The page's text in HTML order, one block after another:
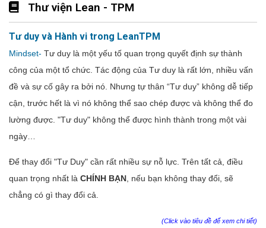
Thư viện Lean - TPM
Tư duy và Hành vi trong LeanTPM
Mindset- Tư duy là một yếu tố quan trọng quyết định sự thành
công của một tổ chức. Tác động của Tư duy là rất lớn, nhiều vấn
đề và sự cố gây ra bởi nó. Nhưng tự thân “Tư duy” không dễ tiếp
cận, trước hết là vì nó không thể sao chép được và không thể đo
lường được. "Tư duy" không thể được hình thành trong một vài
ngày…
Để thay đổi "Tư Duy" cần rất nhiều sự nỗ lực. Trên tất cả, điều
quan trọng nhất là CHÍNH BẠN , nếu bạn không thay đổi, sẽ
chẳng có gì thay đổi cả.
(Click vào tiêu đề để xem chi tiết)